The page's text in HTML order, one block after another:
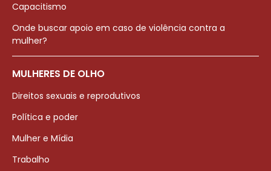
Capacitismo
Onde buscar apoio em caso de violência contra a
mulher?
MULHERES DE OLHO
Direitos sexuais e reprodutivos
Política e poder
Mulher e Mídia
Trabalho